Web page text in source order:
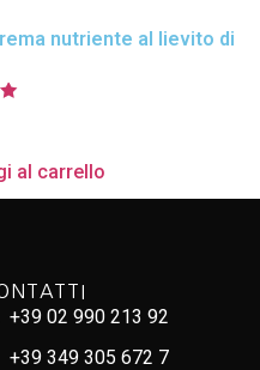
nutriente al lievito di
al carrello
+39 02 990 213 92
+39 349 305 672 7